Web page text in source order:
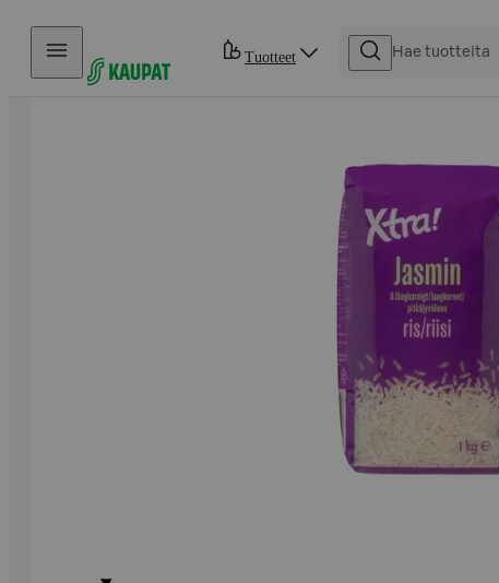
Hyppää sisältöön
Tuotteet